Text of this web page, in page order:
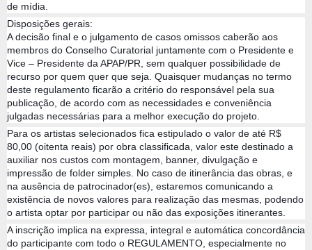
de mídia.
Disposições gerais:
A decisão final e o julgamento de casos omissos caberão aos
membros do Conselho Curatorial juntamente com o Presidente e
Vice – Presidente da APAP/PR, sem qualquer possibilidade de
recurso por quem quer que seja. Quaisquer mudanças no termo
deste regulamento ficarão a critério do responsável pela sua
publicação, de acordo com as necessidades e conveniência
julgadas necessárias para a melhor execução do projeto.
Para os artistas selecionados fica estipulado o valor de até R$
80,00 (oitenta reais) por obra classificada, valor este destinado a
auxiliar nos custos com montagem, banner, divulgação e
impressão de folder simples. No caso de itinerância das obras, e
na ausência de patrocinador(es), estaremos comunicando a
existência de novos valores para realização das mesmas, podendo
o artista optar por participar ou não das exposições itinerantes.
A inscrição implica na expressa, integral e automática concordância
do participante com todo o REGULAMENTO, especialmente no